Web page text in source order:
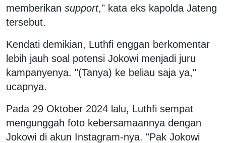
memberikan support," kata eks kapolda Jateng
tersebut.
Kendati demikian, Luthfi enggan berkomentar
lebih jauh soal potensi Jokowi menjadi juru
kampanyenya. "(Tanya) ke beliau saja ya,"
ucapnya.
Pada 29 Oktober 2024 lalu, Luthfi sempat
mengunggah foto kebersamaannya dengan
Jokowi di akun Instagram-nya. "Pak Jokowi